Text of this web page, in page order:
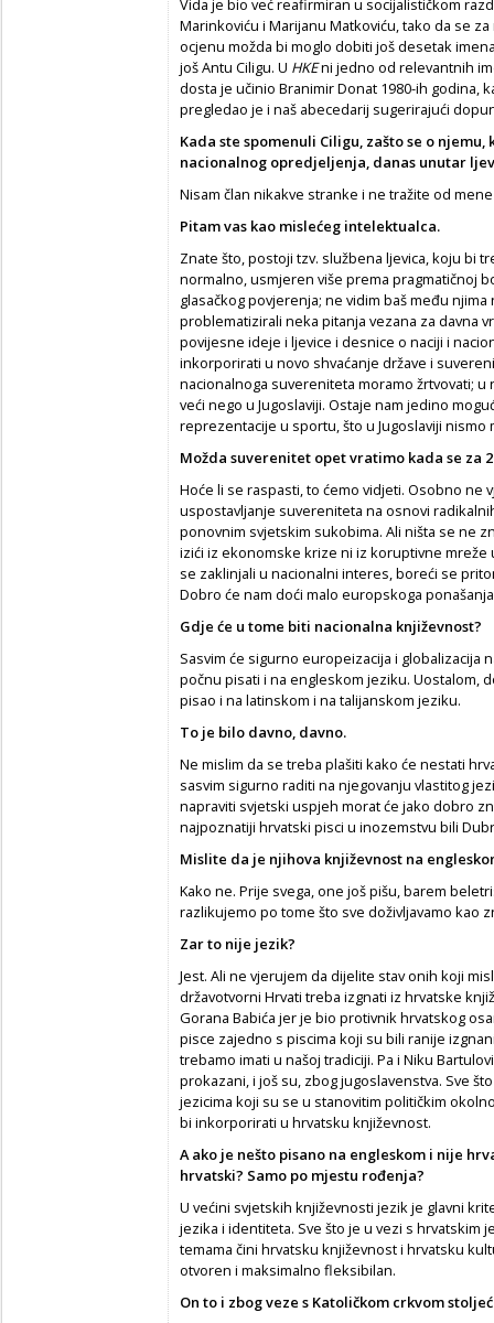
Vida je bio već reafirmiran u socijalističkom
Marinkoviću i Marijanu Matkoviću, tako da se
ocjenu možda bi moglo dobiti još desetak
još Antu Ciligu. U HKEni jedno od relevantnih
dosta je učinio Branimir Donat 1980-ih godina,
pregledao je i naš abecedarij sugerirajući
Kada ste spomenuli Ciligu, zašto se o
nacionalnog opredjeljenja, danas unutar
Nisam član nikakve stranke i ne tražite od
Pitam vas kao mislećeg intelektualca.
Znate što, postoji tzv. službena ljevica, koju bi
normalno, usmjeren više prema pragmatičnoj
glasačkog povjerenja; ne vidim baš među
problematizirali neka pitanja vezana za davna
povijesne ideje i ljevice i desnice o naciji i
inkorporirati u novo shvaćanje države i
nacionalnoga suvereniteta moramo žrtvovati;
veći nego u Jugoslaviji. Ostaje nam jedino
reprezentacije u sportu, što u Jugoslaviji nismo
Možda suverenitet opet vratimo kada se za
Hoće li se raspasti, to ćemo vidjeti. Osobno ne
uspostavljanje suvereniteta na osnovi
ponovnim svjetskim sukobima. Ali ništa se ne
izići iz ekonomske krize ni iz koruptivne
se zaklinjali u nacionalni interes, boreći se
Dobro će nam doći malo europskoga
Gdje će u tome biti nacionalna književnost?
Sasvim će sigurno europeizacija i globalizacija
počnu pisati i na engleskom jeziku. Uostalom,
pisao i na latinskom i na talijanskom jeziku.
To je bilo davno, davno.
Ne mislim da se treba plašiti kako će nestati
sasvim sigurno raditi na njegovanju vlastitog
napraviti svjetski uspjeh morat će jako dobro
najpoznatiji hrvatski pisci u inozemstvu bili
Mislite da je njihova književnost na
Kako ne. Prije svega, one još pišu, barem
razlikujemo po tome što sve doživljavamo kao
Zar to nije jezik?
Jest. Ali ne vjerujem da dijelite stav onih koji
državotvorni Hrvati treba izgnati iz hrvatske
Gorana Babića jer je bio protivnik hrvatskog
pisce zajedno s piscima koji su bili ranije
trebamo imati u našoj tradiciji. Pa i Niku
prokazani, i još su, zbog jugoslavenstva. Sve
jezicima koji su se u stanovitim političkim
bi inkorporirati u hrvatsku književnost.
A ako je nešto pisano na engleskom i nije
hrvatski? Samo po mjestu rođenja?
U većini svjetskih književnosti jezik je glavni
jezika i identiteta. Sve što je u vezi s hrvatskim
temama čini hrvatsku književnost i hrvatsku
otvoren i maksimalno fleksibilan.
On to i zbog veze s Katoličkom crkvom stoljeć